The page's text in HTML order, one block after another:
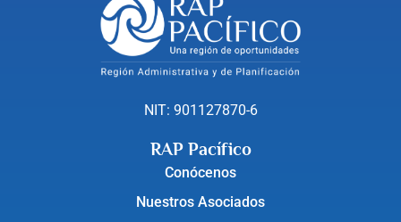
NIT: 901127870-6
RAP Pacífico
Conócenos
Nuestros Asociados